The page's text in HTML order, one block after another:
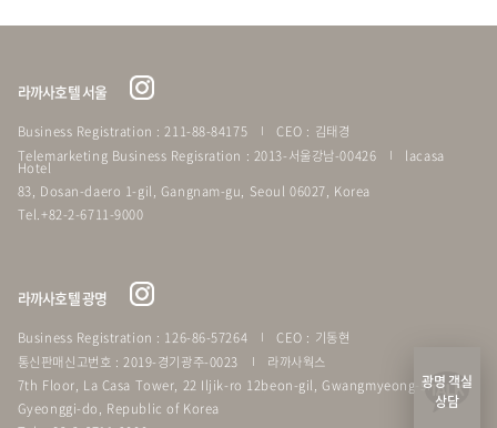
광명 객실
상담
라까사호텔 서울
Business Registration : 211-88-84175
CEO : 김태경
Telemarketing Business Regisration : 2013-서울강남-00426
lacasa
Hotel
83, Dosan-daero 1-gil, Gangnam-gu, Seoul 06027, Korea
Tel.+82-2-6711-9000
라까사호텔 광명
Business Registration : 126-86-57264
CEO : 기동현
통신판매신고번호 : 2019-경기광주-0023
라까사웍스
7th Floor, La Casa Tower, 22 Iljik-ro 12beon-gil, Gwangmyeong-si
Gyeonggi-do, Republic of Korea